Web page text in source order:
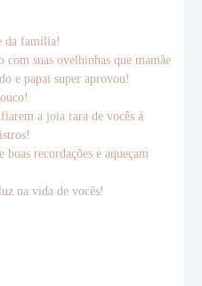
da família!
suas ovelhinhas que mamãe
e papai super aprovou!
a joia rara de vocês á
boas recordações e aqueçam
na vida de vocês!